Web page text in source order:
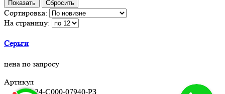
Сортировка:
На страницу:
Серьги
цена по запросу
Артикул
19-24-C000-07940-РЗ